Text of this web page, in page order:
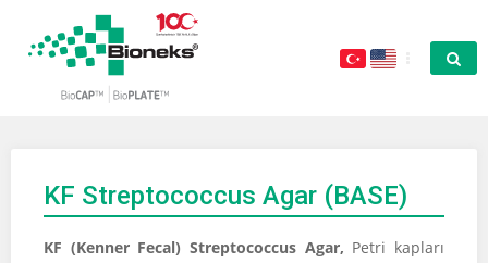
KF Streptococcus Agar (BASE)
KF (Kenner Fecal) Streptococcus Agar, Petri kapları